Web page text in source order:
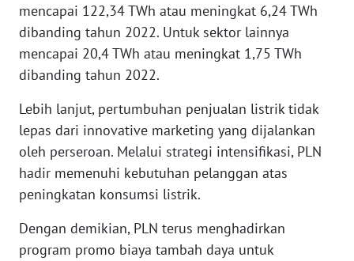
mencapai 122,34 TWh atau meningkat 6,24 TWh
dibanding tahun 2022. Untuk sektor lainnya
mencapai 20,4 TWh atau meningkat 1,75 TWh
dibanding tahun 2022.
Lebih lanjut, pertumbuhan penjualan listrik tidak
lepas dari innovative marketing yang dijalankan
oleh perseroan. Melalui strategi intensifikasi, PLN
hadir memenuhi kebutuhan pelanggan atas
peningkatan konsumsi listrik.
Dengan demikian, PLN terus menghadirkan
program promo biaya tambah daya untuk
WN
NUSANTARA
WN
WN
JATIM
WN
WN